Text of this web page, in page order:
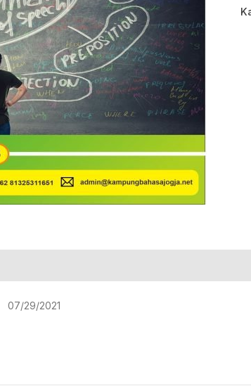
07/29/2021